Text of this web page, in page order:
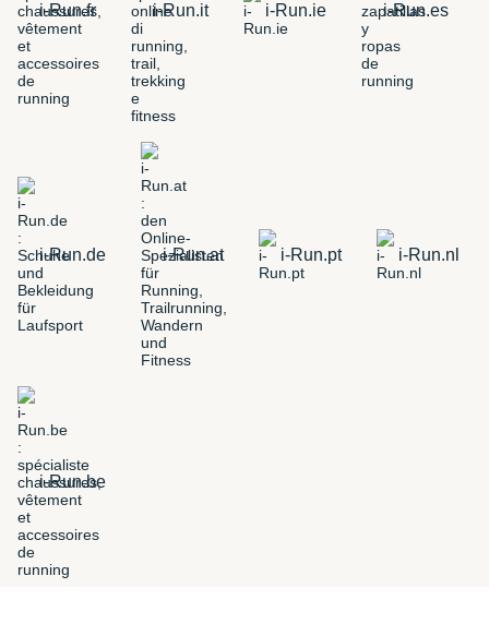
i-Run.fr i-Run.it i-Run.ie i-Run.es
i-Run.de i-Run.at i-Run.pt i-Run.nl
i-Run.be